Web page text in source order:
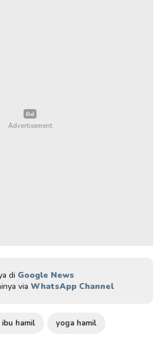
di Google News
via WhatsApp Channel
hamil yoga hamil